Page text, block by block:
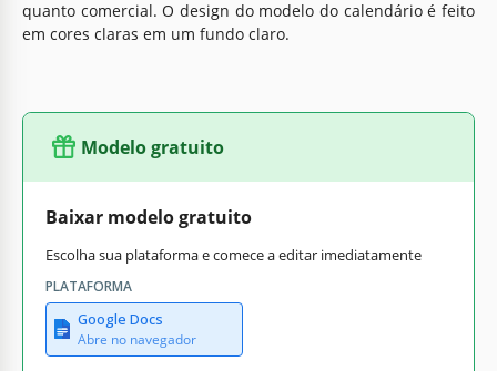
quanto comercial. O design do modelo do calendário é feito
em cores claras em um fundo claro.
Modelo gratuito
Baixar modelo gratuito
Escolha sua plataforma e comece a editar imediatamente
PLATAFORMA
Google Docs
Abre no navegador